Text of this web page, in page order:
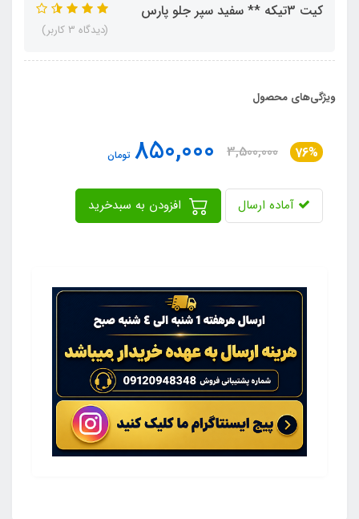
کیت 3تیکه ** سفید سپر جلو پارس
(دیدگاه 3 کاربر)
ویژگی‌های محصول
76%
3,500,000
850,000 تومان
آماده ارسال